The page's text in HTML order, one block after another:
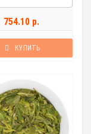
754.10 р.
КУПИТЬ